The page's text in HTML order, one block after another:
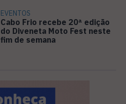
EVENTOS
Cabo Frio recebe 20ª edição
do Diveneta Moto Fest neste
fim de semana